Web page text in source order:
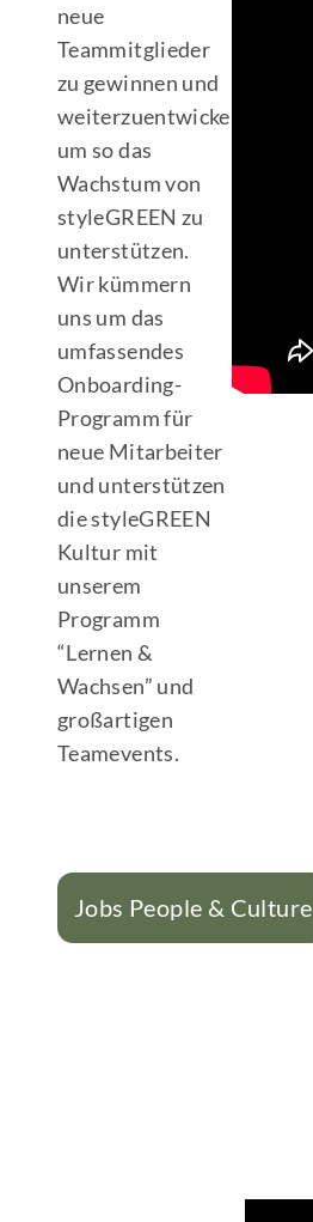
neue
Teammitglieder
zu gewinnen und
weiterzuentwickeln
um so das
Wachstum von
styleGREEN zu
unterstützen.
Wir kümmern
uns um das
umfassendes
Onboarding-
Programm für
neue Mitarbeiter
und unterstützen
die styleGREEN
Kultur mit
unserem
Programm
“Lernen &
Wachsen” und
großartigen
Teamevents.
Jobs People & Culture